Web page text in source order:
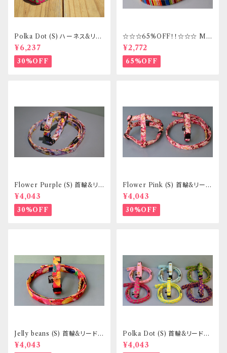
Polka Dot (S) ハーネス&リー
ドセット _ フントヒュッテオリジ
ナル
¥6,237
30%OFF
☆☆☆65%OFF！！☆☆☆ Mサ
イズ 首輪&リードセット _ フント
ヒュッテオリジナル
¥2,772
65%OFF
Flower Purple (S) 首輪&リ
ードセット _ 小型犬・小柄な中
型犬向き _ フントヒュッテオリジ
ナル
¥4,043
30%OFF
Flower Pink (S) 首輪&リード
セット _ 小型犬・小柄な中型犬
向き _ フントヒュッテオリジナル
¥4,043
30%OFF
Jelly beans (S) 首輪&リードセ
ット _ 小型犬・小柄な中型犬向
き _ フントヒュッテオリジナル
¥4,043
Polka Dot (S) 首輪&リードセ
ット _ 小型犬・小柄な中型犬向
き _ フントヒュッテオリジナル
¥4,043